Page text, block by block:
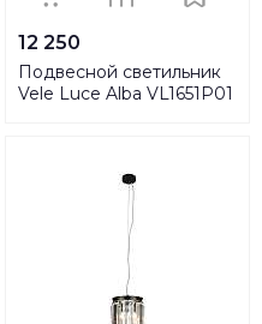
12 250
Подвесной светильник
Vele Luce Alba VL1651P01